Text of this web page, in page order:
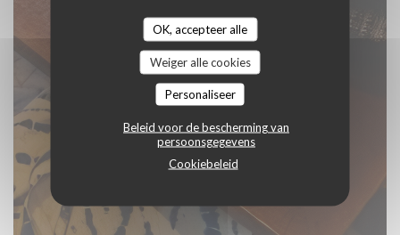
OK, accepteer alle
Weiger alle cookies
Personaliseer
Beleid voor de bescherming van
persoonsgegevens
Cookiebeleid